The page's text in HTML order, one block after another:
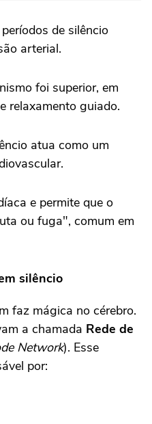
de silêncio
arterial.
foi superior, em
relaxamento guiado.
atua como um
e permite que o
ou fuga", comum em
silêncio
faz mágica no cérebro.
a chamada Rede de
Network). Esse
por: